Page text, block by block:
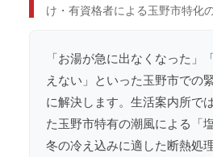
け・有資格者による玉野市特化
「お湯が急に出なくなった」
えない」といった玉野市での
に解決します。生活案内所で
た玉野市特有の潮風による「
冬の冷え込みに適した断熱処